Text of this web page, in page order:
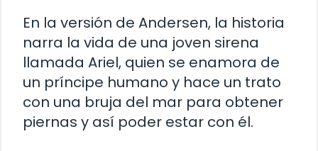
En la versión de Andersen, la historia
narra la vida de una joven sirena
llamada Ariel, quien se enamora de
un príncipe humano y hace un trato
con una bruja del mar para obtener
piernas y así poder estar con él.